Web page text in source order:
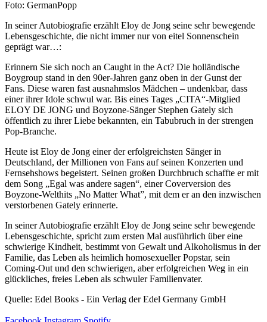
Foto: GermanPopp
In seiner Autobiografie erzählt Eloy de Jong seine sehr bewegende
Lebensgeschichte, die nicht immer nur von eitel Sonnenschein
geprägt war…:
Erinnern Sie sich noch an Caught in the Act? Die holländische
Boygroup stand in den 90er-Jahren ganz oben in der Gunst der
Fans. Diese waren fast ausnahmslos Mädchen – undenkbar, dass
einer ihrer Idole schwul war. Bis eines Tages „CITA“-Mitglied
ELOY DE JONG und Boyzone-Sänger Stephen Gately sich
öffentlich zu ihrer Liebe bekannten, ein Tabubruch in der strengen
Pop-Branche.
Heute ist Eloy de Jong einer der erfolgreichsten Sänger in
Deutschland, der Millionen von Fans auf seinen Konzerten und
Fernsehshows begeistert. Seinen großen Durchbruch schaffte er mit
dem Song „Egal was andere sagen“, einer Coverversion des
Boyzone-Welthits „No Matter What”, mit dem er an den inzwischen
verstorbenen Gately erinnerte.
In seiner Autobiografie erzählt Eloy de Jong seine sehr bewegende
Lebensgeschichte, spricht zum ersten Mal ausführlich über eine
schwierige Kindheit, bestimmt von Gewalt und Alkoholismus in der
Familie, das Leben als heimlich homosexueller Popstar, sein
Coming-Out und den schwierigen, aber erfolgreichen Weg in ein
glückliches, freies Leben als schwuler Familienvater.
Quelle: Edel Books - Ein Verlag der Edel Germany GmbH